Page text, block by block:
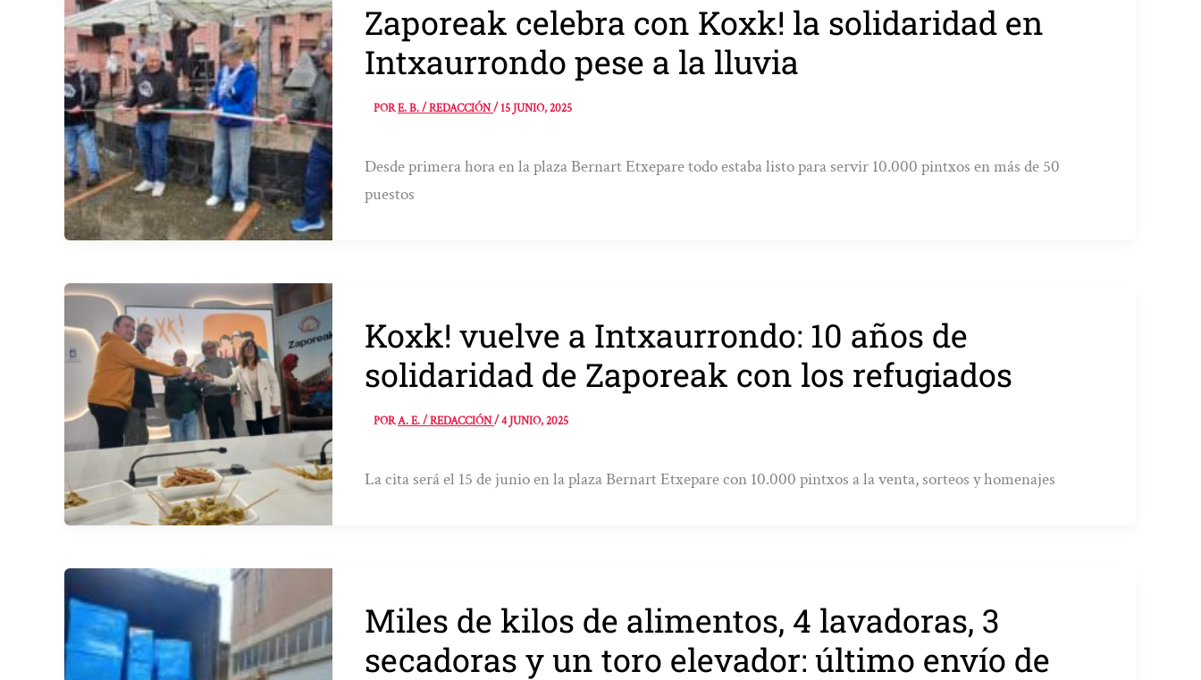
Zaporeak celebra con Koxk! la solidaridad en
Intxaurrondo pese a la lluvia
PORE. B. / REDACCIÓN/15 JUNIO, 2025
Desde primera hora en la plaza Bernart Etxepare todo estaba listo para servir 10.000 pintxos en más de 50
puestos
Koxk! vuelve a Intxaurrondo: 10 años de
solidaridad de Zaporeak con los refugiados
PORA. E. / REDACCIÓN/4 JUNIO, 2025
La cita será el 15 de junio en la plaza Bernart Etxepare con 10.000 pintxos a la venta, sorteos y homenajes
Miles de kilos de alimentos, 4 lavadoras, 3
secadoras y un toro elevador: último envío de